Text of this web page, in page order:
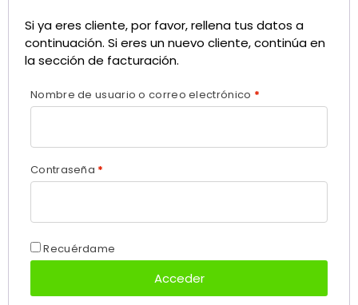
Si ya eres cliente, por favor, rellena tus datos a
continuación. Si eres un nuevo cliente, continúa en
la sección de facturación.
Nombre de usuario o correo electrónico *
Contraseña *
Recuérdame
Acceder